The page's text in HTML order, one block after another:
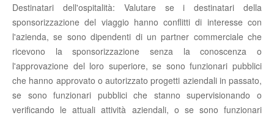
Destinatari dell'ospitalità: Valutare se i destinatari della
sponsorizzazione del viaggio hanno conflitti di interesse con
l'azienda, se sono dipendenti di un partner commerciale che
ricevono la sponsorizzazione senza la conoscenza o
l'approvazione del loro superiore, se sono funzionari pubblici
che hanno approvato o autorizzato progetti aziendali in passato,
se sono funzionari pubblici che stanno supervisionando o
verificando le attuali attività aziendali, o se sono funzionari